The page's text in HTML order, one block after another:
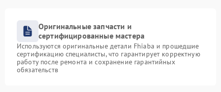
Оригинальные запчасти и
сертифицированные мастера
Используются оригинальные детали Fhiaba и прошедшие
сертификацию специалисты, что гарантирует корректную
работу после ремонта и сохранение гарантийных
обязательств